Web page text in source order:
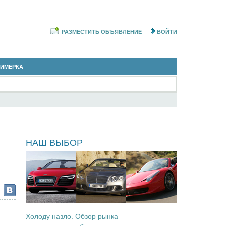
РАЗМЕСТИТЬ ОБЪЯВЛЕНИЕ ВОЙТИ
НАШ ВЫБОР
Холоду назло. Обзор рынка